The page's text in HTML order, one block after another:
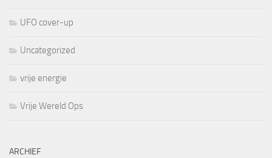
UFO cover-up
Uncategorized
vrije energie
Vrije Wereld Ops
ARCHIEF